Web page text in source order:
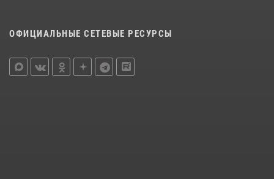
ОФИЦИАЛЬНЫЕ СЕТЕВЫЕ РЕСУРСЫ